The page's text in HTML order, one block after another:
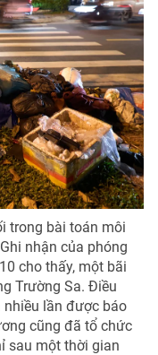
trong bài toán môi
nhận của phóng
cho thấy, một bãi
Trường Sa. Điều
lần được báo
cũng đã tổ chức
sau một thời gian